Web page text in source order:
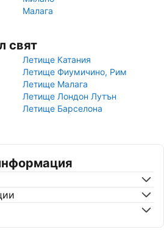
Малага
свят
Летище Катания
Летище Фиумичино, Рим
Летище Малага
Летище Лондон Лутън
Летище Барселона